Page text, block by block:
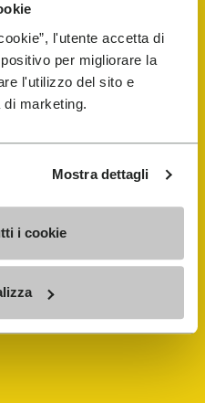
l'utente accetta di
per migliorare la
l'utilizzo del sito e
marketing.
Mostra dettagli
i cookie